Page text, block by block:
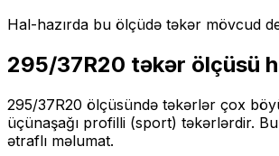
Hal-hazırda bu ölçüdə təkər mövcud
295/37R20 təkər ölçüsü
295/37R20 ölçüsündə təkərlər çox
üçünaşağı profilli (sport) təkərlərdir.
ətraflı məlumat.